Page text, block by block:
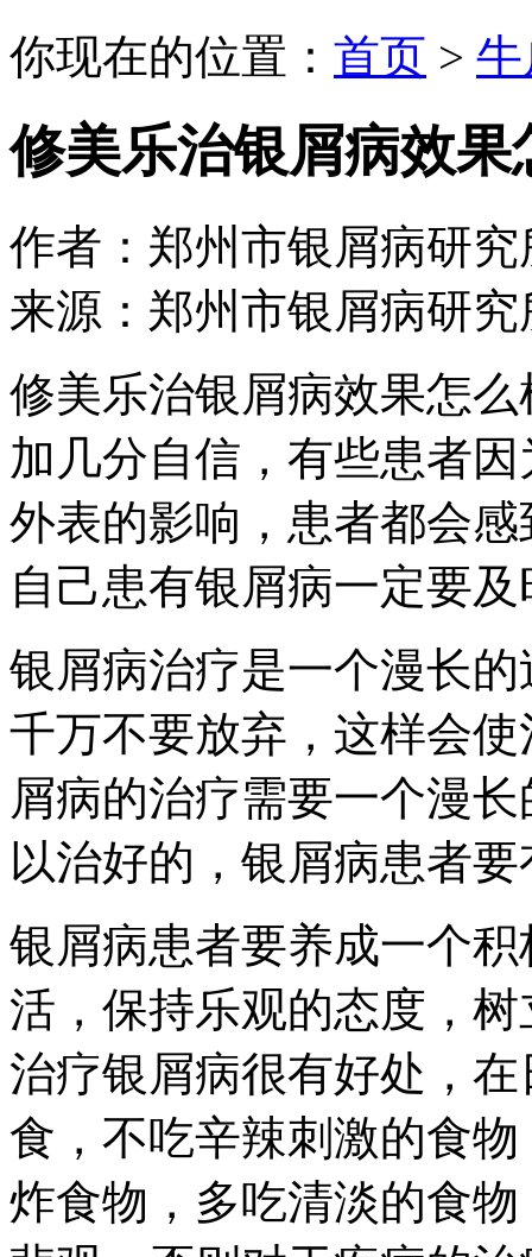
你现在的位置： 首页 >
修美乐治银屑病效果
作者：郑州市银屑病研究
来源：郑州市银屑病研究
修美乐治银屑病效果怎
加几分自信，有些患者
外表的影响，患者都会
自己患有银屑病一定要
银屑病治疗是一个漫长
千万不要放弃，这样会
屑病的治疗需要一个漫
以治好的，银屑病患者
银屑病患者要养成一个
活，保持乐观的态度，
治疗银屑病很有好处，
食，不吃辛辣刺激的食
炸食物，多吃清淡的食